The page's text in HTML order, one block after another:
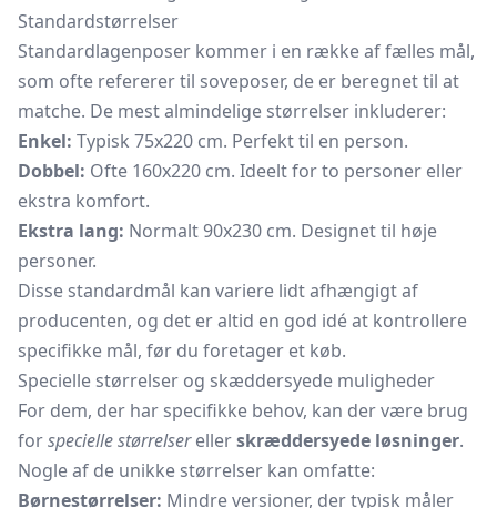
Standardstørrelser
Standardlagenposer kommer i en række af fælles mål,
som ofte refererer til soveposer, de er beregnet til at
matche. De mest almindelige størrelser inkluderer:
Enkel: Typisk 75x220 cm. Perfekt til en person.
Dobbel: Ofte 160x220 cm. Ideelt for to personer eller
ekstra komfort.
Ekstra lang: Normalt 90x230 cm. Designet til høje
personer.
Disse standardmål kan variere lidt afhængigt af
producenten, og det er altid en god idé at kontrollere
specifikke mål, før du foretager et køb.
Specielle størrelser og skæddersyede muligheder
For dem, der har specifikke behov, kan der være brug
forspecielle størrelserellerskræddersyede løsninger.
Nogle af de unikke størrelser kan omfatte:
Børnestørrelser: Mindre versioner, der typisk måler